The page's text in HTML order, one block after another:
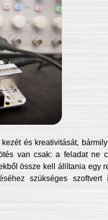
és kreativitását,
van csak: a feladat ne
össze kell állítania egy
szükséges